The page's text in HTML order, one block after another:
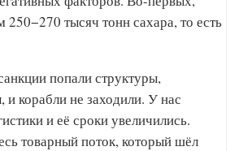
тысяч тонн сахара, то есть
попали структуры,
корабли не заходили. У нас
и её сроки увеличились.
товарный поток, который шёл